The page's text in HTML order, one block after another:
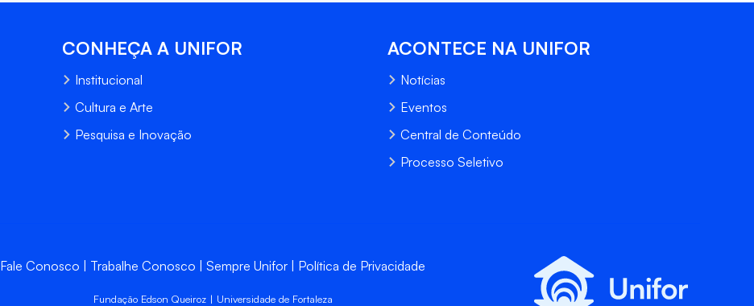
CONHEÇA A UNIFOR
Institucional
Cultura e Arte
Pesquisa e Inovação
ACONTECE NA UNIFOR
Notícias
Eventos
Central de Conteúdo
Processo Seletivo
Fale Conosco Trabalhe Conosco Sempre Unifor Política de Privacidade
Fundação Edson Queiroz | Universidade de Fortaleza